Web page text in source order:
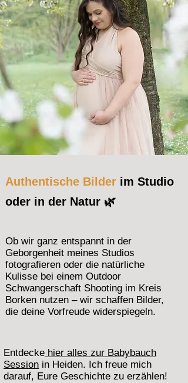
Authentische Bilder im Studio
oder in der Natur 🌿
Ob wir ganz entspannt in der
Geborgenheit meines Studios
fotografieren oder die natürliche
Kulisse bei einem Outdoor
Schwangerschaft Shooting im Kreis
Borken nutzen – wir schaffen Bilder,
die deine Vorfreude widerspiegeln.
Entdecke hier alles zur Babybauch
Session in Heiden. Ich freue mich
darauf, Eure Geschichte zu erzählen!